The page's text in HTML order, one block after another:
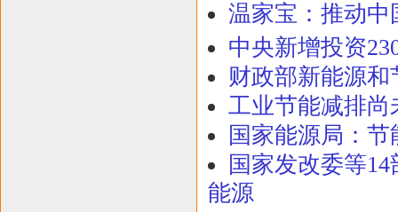
温家宝：推动
中央新增投资
财政部新能源
工业节能减排
国家能源局：
国家发改委等
能源